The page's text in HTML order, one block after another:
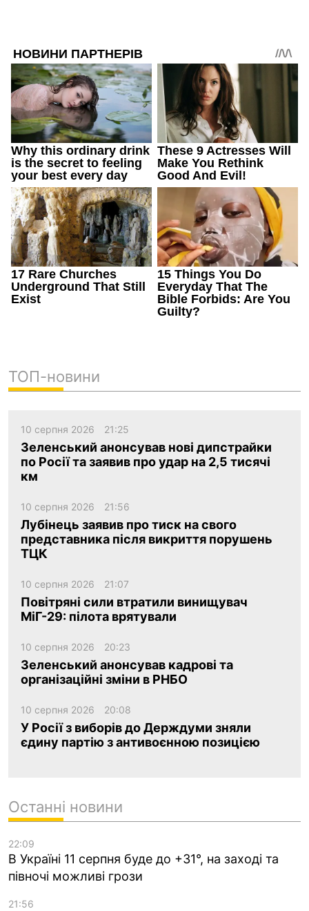
ТОП-новини
10 серпня 2026 21:25
Зеленський анонсував нові дипстрайки
по Росії та заявив про удар на 2,5 тисячі
км
10 серпня 2026 21:56
Лубінець заявив про тиск на свого
представника після викриття порушень
ТЦК
10 серпня 2026 21:07
Повітряні сили втратили винищувач
МіГ-29: пілота врятували
10 серпня 2026 20:23
Зеленський анонсував кадрові та
організаційні зміни в РНБО
10 серпня 2026 20:08
У Росії з виборів до Держдуми зняли
єдину партію з антивоєнною позицією
Останні новини
22:09
В Україні 11 серпня буде до +31°, на заході та
півночі можливі грози
21:56